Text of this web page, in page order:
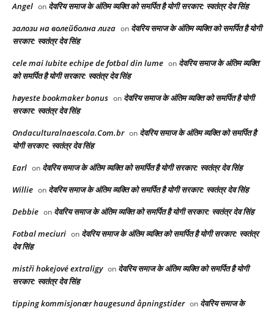
Angel on देवरिय समाज के अंतिम व्यक्ति को समर्पित है योगी सरकार: स्वतंत्र देव सिंह
залози на волейболна лига on देवरिय समाज के अंतिम व्यक्ति को समर्पित है योगी
सरकार: स्वतंत्र देव सिंह
cele mai Iubite echipe de fotbal din lume on देवरिय समाज के अंतिम व्यक्ति
को समर्पित है योगी सरकार: स्वतंत्र देव सिंह
høyeste bookmaker bonus on देवरिय समाज के अंतिम व्यक्ति को समर्पित है योगी
सरकार: स्वतंत्र देव सिंह
Ondaculturalnaescola.Com.br on देवरिय समाज के अंतिम व्यक्ति को समर्पित है
योगी सरकार: स्वतंत्र देव सिंह
Earl on देवरिय समाज के अंतिम व्यक्ति को समर्पित है योगी सरकार: स्वतंत्र देव सिंह
Willie on देवरिय समाज के अंतिम व्यक्ति को समर्पित है योगी सरकार: स्वतंत्र देव सिंह
Debbie on देवरिय समाज के अंतिम व्यक्ति को समर्पित है योगी सरकार: स्वतंत्र देव सिंह
Fotbal meciuri on देवरिय समाज के अंतिम व्यक्ति को समर्पित है योगी सरकार: स्वतंत्र
देव सिंह
mistři hokejové extraligy on देवरिय समाज के अंतिम व्यक्ति को समर्पित है योगी
सरकार: स्वतंत्र देव सिंह
tipping kommisjonær haugesund åpningstider on देवरिय समाज के